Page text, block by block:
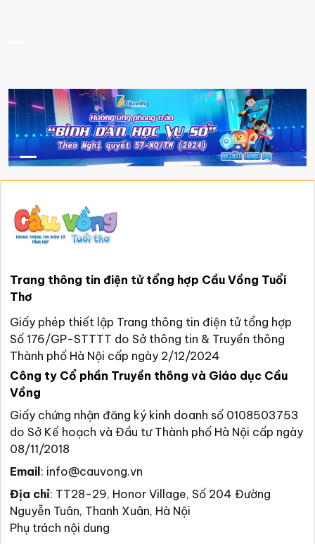
Trang thông tin điện tử tổng hợp Cầu Vồng Tuổi
Thơ
Giấy phép thiết lập Trang thông tin điện tử tổng hợp
Số 176/GP-STTTT do Sở thông tin & Truyền thông
Thành phố Hà Nội cấp ngày 2/12/2024
Công ty Cổ phần Truyền thông và Giáo dục Cầu
Vồng
Giấy chứng nhận đăng ký kinh doanh số 0108503753
do Sở Kế hoạch và Đầu tư Thành phố Hà Nội cấp ngày
08/11/2018
Email : info@cauvong.vn
Địa chỉ: TT28-29, Honor Village, Số 204 Đường
Nguyễn Tuân, Thanh Xuân, Hà Nội
Phụ trách nội dung